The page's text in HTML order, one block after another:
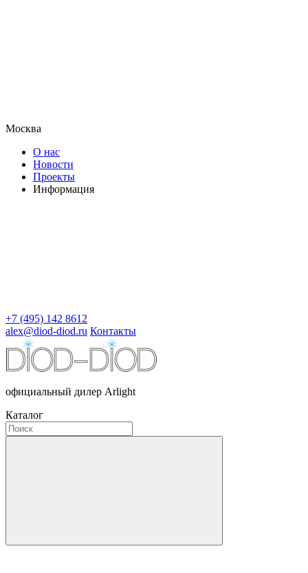
Москва
О нас
Новости
Проекты
Информация
+7 (495) 142 8612
alex@diod-diod.ru Контакты
официальный дилер Arlight
Каталог